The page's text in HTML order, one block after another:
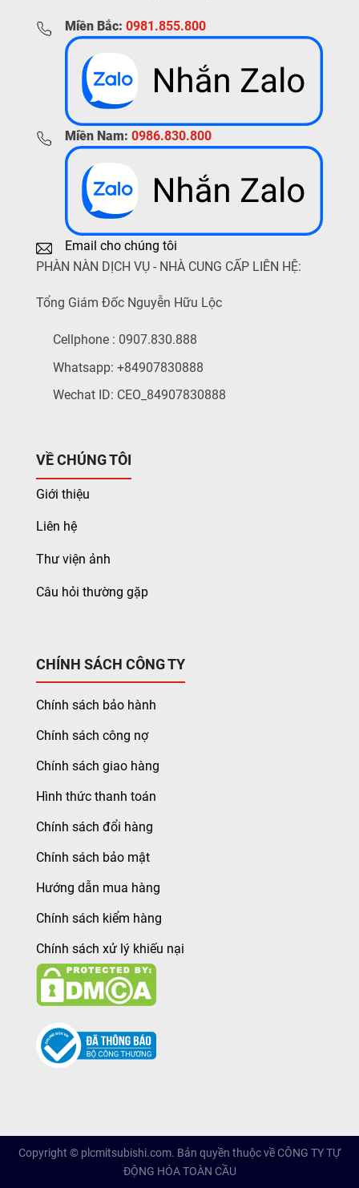
Miền Bắc: 0981.855.800
Miền Nam: 0986.830.800
Email cho chúng tôi
PHÀN NÀN DỊCH VỤ - NHÀ CUNG CẤP LIÊN HỆ:
Tổng Giám Đốc Nguyễn Hữu Lộc
Cellphone : 0907.830.888
Whatsapp: +84907830888
Wechat ID: CEO_84907830888
VỀ CHÚNG TÔI
Giới thiệu
Liên hệ
Thư viện ảnh
Câu hỏi thường gặp
CHÍNH SÁCH CÔNG TY
Chính sách bảo hành
Chính sách công nợ
Chính sách giao hàng
Hình thức thanh toán
Chính sách đổi hàng
Chính sách bảo mật
Hướng dẫn mua hàng
Chính sách kiểm hàng
Chính sách xử lý khiếu nại
Copyright © plcmitsubishi.com. Bản quyền thuộc về CÔNG TY TỰ
ĐỘNG HÓA TOÀN CẦU